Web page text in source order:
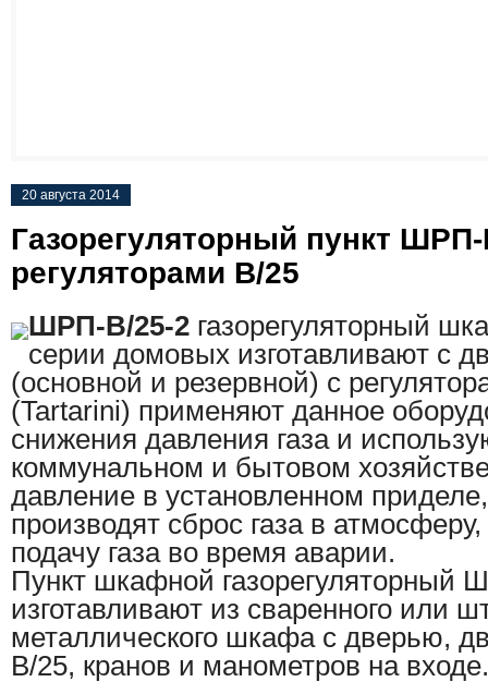
20 августа 2014
Газорегуляторный пункт
регуляторами B/25
ШРП-B/25-2 газорегуляторный
серии домовых изготавливают с
(основной и резервной) с
(Tartarini) применяют данное
снижения давления газа и
коммунальном и бытовом
давление в установленном
производят сброс газа в
подачу газа во время аварии.
Пункт шкафной газорегуляторный
изготавливают из сваренного или
металлического шкафа с дверью,
B/25, кранов и манометров на входе.